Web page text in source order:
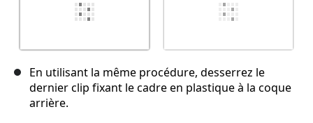
En utilisant la même procédure, desserrez le
dernier clip fixant le cadre en plastique à la coque
arrière.